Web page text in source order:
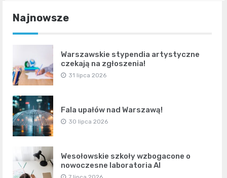
Najnowsze
Warszawskie stypendia artystyczne
czekają na zgłoszenia!
31 lipca 2026
Fala upałów nad Warszawą!
30 lipca 2026
Wesołowskie szkoły wzbogacone o
nowoczesne laboratoria AI